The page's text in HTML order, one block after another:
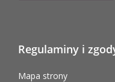
Regulaminy i
Mapa strony